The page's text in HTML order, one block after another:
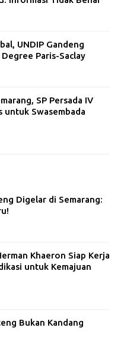
UNDIP Gandeng
Paris-Saclay
SP Persada IV
untuk Swasembada
Digelar di Semarang:
Khaeron Siap Kerja
untuk Kemajuan
Bukan Kandang